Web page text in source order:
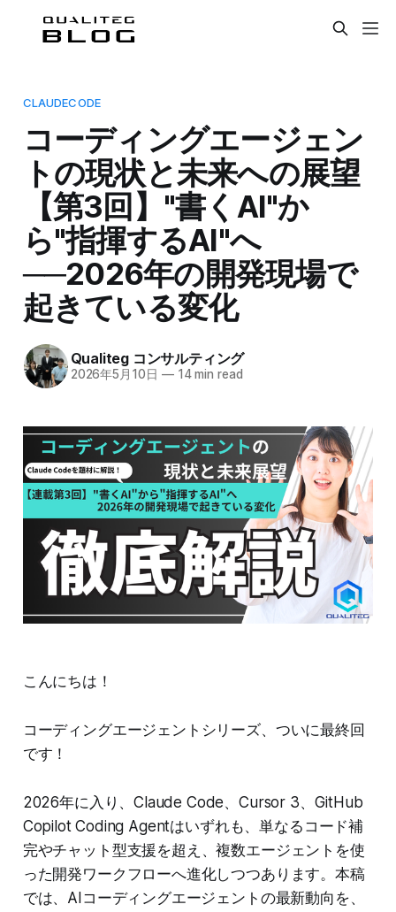
CLAUDECODE
コーディングエージェン
トの現状と未来への展望
【第3回】"書くAI"か
ら"指揮するAI"へ
──2026年の開発現場で
起きている変化
Qualiteg コンサルティング
2026年5月10日 —14 min read
こんにちは！
コーディングエージェントシリーズ、ついに最終回
です！
2026年に入り、Claude Code、Cursor 3、GitHub
Copilot Coding Agentはいずれも、単なるコード補
完やチャット型支援を超え、複数エージェントを使
った開発ワークフローへ進化しつつあります。本稿
では、AIコーディングエージェントの最新動向を、